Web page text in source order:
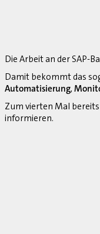
Die Arbeit an der SAP-
Damit bekommt das
Automatisierung,
Zum vierten Mal
informieren.